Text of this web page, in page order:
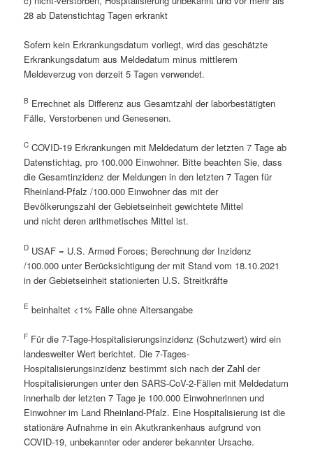
28 ab Datenstichtag Tagen erkrankt
Sofern kein Erkrankungsdatum vorliegt, wird das geschätzte
Erkrankungsdatum aus Meldedatum minus mittlerem
Meldeverzug von derzeit 5 Tagen verwendet.
B Errechnet als Differenz aus Gesamtzahl der laborbestätigten
Fälle, Verstorbenen und Genesenen.
C COVID-19 Erkrankungen mit Meldedatum der letzten 7 Tage ab
Datenstichtag, pro 100.000 Einwohner. Bitte beachten Sie, dass
die Gesamtinzidenz der Meldungen in den letzten 7 Tagen für
Rheinland-Pfalz /100.000 Einwohner das mit der
Bevölkerungszahl der Gebietseinheit gewichtete Mittel
und nicht deren arithmetisches Mittel ist.
D USAF = U.S. Armed Forces; Berechnung der Inzidenz
/100.000 unter Berücksichtigung der mit Stand vom 18.10.2021
in der Gebietseinheit stationierten U.S. Streitkräfte
E beinhaltet <1% Fälle ohne Altersangabe
F Für die 7-Tage-Hospitalisierungsinzidenz (Schutzwert) wird ein
landesweiter Wert berichtet. Die 7-Tages-
Hospitalisierungsinzidenz bestimmt sich nach der Zahl der
Hospitalisierungen unter den SARS-CoV-2-Fällen mit Meldedatum
innerhalb der letzten 7 Tage je 100.000 Einwohnerinnen und
Einwohner im Land Rheinland-Pfalz. Eine Hospitalisierung ist die
stationäre Aufnahme in ein Akutkrankenhaus aufgrund von
COVID-19, unbekannter oder anderer bekannter Ursache.